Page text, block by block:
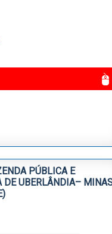
PÚBLICA E
DE UBERLÂNDIA–